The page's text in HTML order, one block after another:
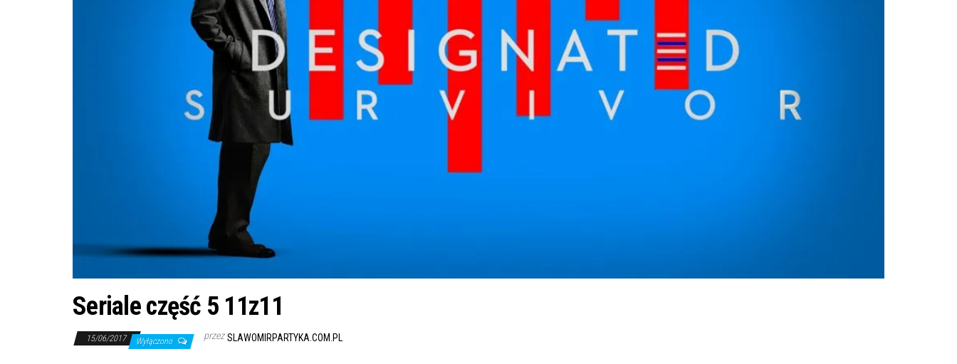
Seriale część 5 11z11
15/06/2017 Wyłączono przez SLAWOMIRPARTYKA.COM.PL